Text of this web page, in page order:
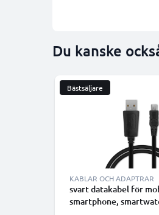
Du kanske
Bästsäljare
KABLAR OCH ADAPTRAR
svart datakabel för
smartphone,